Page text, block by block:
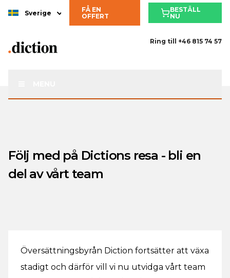
Sverige
FÅ EN
OFFERT
BESTÄLL
NU
Ring till +46 815 74 57
Följ med på Dictions resa - bli en
del av vårt team
Översättningsbyrån Diction fortsätter att växa
stadigt och därför vill vi nu utvidga vårt team